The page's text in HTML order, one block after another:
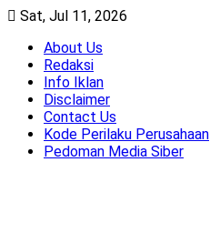
Skip
content
Sat, Jul 11, 2026
About Us
Redaksi
Info Iklan
Disclaimer
Contact Us
Kode Perilaku Perusahaan
Pedoman Media Siber